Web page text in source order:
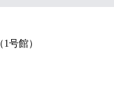
号館）